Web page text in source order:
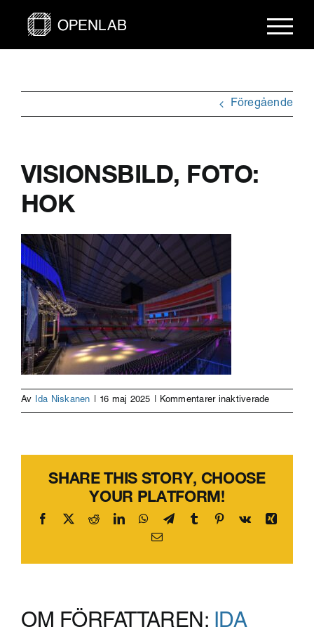
Föregående
VISIONSBILD, FOTO:
HOK
Av Ida Niskanen | 16 maj 2025 | Kommentarer inaktiveradeför
SHARE THIS STORY, CHOOSE
YOUR PLATFORM!
Facebook
X RedditLinkedInWhatsApp
TelegramTumblr Pinterest
Vk
Xing
E-
OM FÖRFATTAREN: IDA